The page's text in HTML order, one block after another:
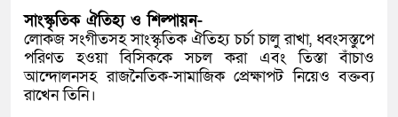
সাংস্কৃতিক ঐতিহ্য ও শিল্পায়ন-
লোকজ সংগীতসহ সাংস্কৃতিক ঐতিহ্য চর্চা চালু রাখা, ধ্বংসস্তুপে
পরিণত হওয়া বিসিককে সচল করা এবং তিস্তা বাঁচাও
আন্দোলনসহ রাজনৈতিক-সামাজিক প্রেক্ষাপট নিয়েও বক্তব্য
রাখেন তিনি।